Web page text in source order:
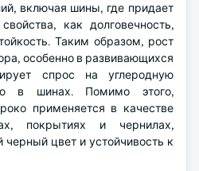
включая шины, где придает
как долговечность,
Таким образом, рост
особенно в развивающихся
спрос на углеродную
в шинах. Помимо этого,
применяется в качестве
покрытиях и чернилах,
черный цвет и устойчивость к